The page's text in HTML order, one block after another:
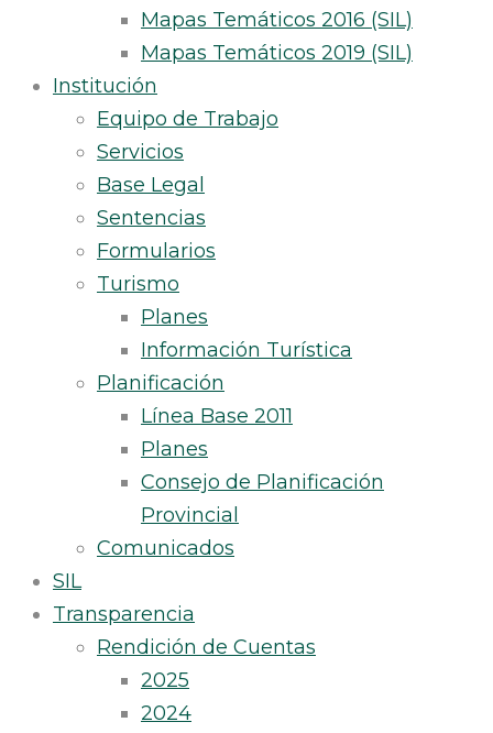
Mapas Temáticos 2016 (SIL)
Mapas Temáticos 2019 (SIL)
Institución
Equipo de Trabajo
Servicios
Base Legal
Sentencias
Formularios
Turismo
Planes
Información Turística
Planificación
Línea Base 2011
Planes
Consejo de Planificación
Provincial
Comunicados
SIL
Transparencia
Rendición de Cuentas
2025
2024